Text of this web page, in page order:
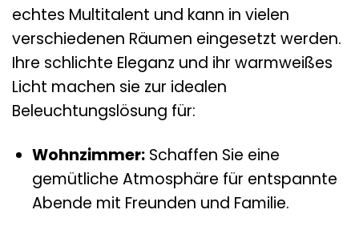
echtes Multitalent und kann in vielen
verschiedenen Räumen eingesetzt werden.
Ihre schlichte Eleganz und ihr warmweißes
Licht machen sie zur idealen
Beleuchtungslösung für:
Wohnzimmer:Schaffen Sie eine
gemütliche Atmosphäre für entspannte
Abende mit Freunden und Familie.